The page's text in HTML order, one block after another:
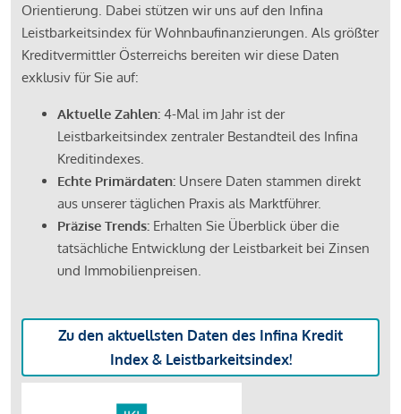
Orientierung. Dabei stützen wir uns auf den Infina
Leistbarkeitsindex für Wohnbaufinanzierungen. Als größter
Kreditvermittler Österreichs bereiten wir diese Daten
exklusiv für Sie auf:
Aktuelle Zahlen: 4-Mal im Jahr ist der
Leistbarkeitsindex zentraler Bestandteil des Infina
Kreditindexes.
Echte Primärdaten: Unsere Daten stammen direkt
aus unserer täglichen Praxis als Marktführer.
Präzise Trends: Erhalten Sie Überblick über die
tatsächliche Entwicklung der Leistbarkeit bei Zinsen
und Immobilienpreisen.
Zu den aktuellsten Daten des Infina Kredit
Index & Leistbarkeitsindex!